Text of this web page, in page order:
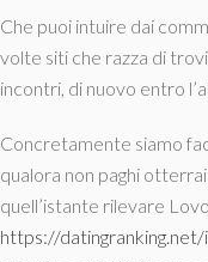
Che puoi intuire dai
volte siti che razza di
incontri, di nuovo entro
Concretamente siamo
qualora non paghi
quell’istante rilevare
https://